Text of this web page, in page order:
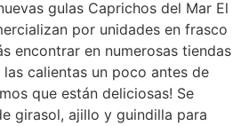
gulas Caprichos del Mar El
por unidades en frasco
encontrar en numerosas tiendas
las calientas un poco antes de
que están deliciosas! Se
girasol, ajillo y guindilla para